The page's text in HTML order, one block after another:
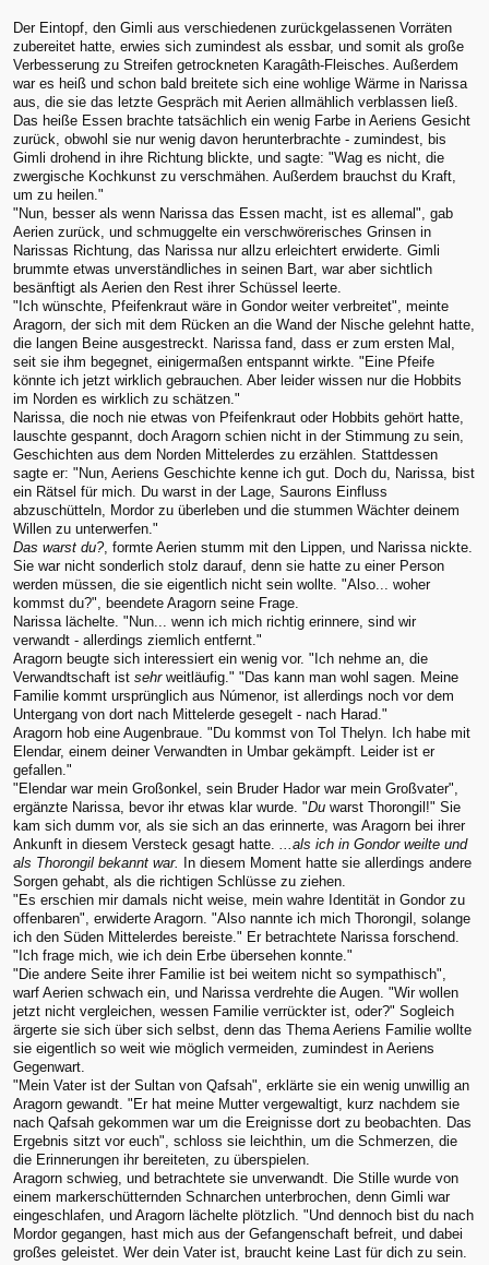
Der Eintopf, den Gimli aus verschiedenen zurückgelassenen Vorräten
zubereitet hatte, erwies sich zumindest als essbar, und somit als große
Verbesserung zu Streifen getrockneten Karagâth-Fleisches. Außerdem
war es heiß und schon bald breitete sich eine wohlige Wärme in Narissa
aus, die sie das letzte Gespräch mit Aerien allmählich verblassen ließ.
Das heiße Essen brachte tatsächlich ein wenig Farbe in Aeriens Gesicht
zurück, obwohl sie nur wenig davon herunterbrachte - zumindest, bis
Gimli drohend in ihre Richtung blickte, und sagte: "Wag es nicht, die
zwergische Kochkunst zu verschmähen. Außerdem brauchst du Kraft,
um zu heilen."
"Nun, besser als wenn Narissa das Essen macht, ist es allemal", gab
Aerien zurück, und schmuggelte ein verschwörerisches Grinsen in
Narissas Richtung, das Narissa nur allzu erleichtert erwiderte. Gimli
brummte etwas unverständliches in seinen Bart, war aber sichtlich
besänftigt als Aerien den Rest ihrer Schüssel leerte.
"Ich wünschte, Pfeifenkraut wäre in Gondor weiter verbreitet", meinte
Aragorn, der sich mit dem Rücken an die Wand der Nische gelehnt hatte,
die langen Beine ausgestreckt. Narissa fand, dass er zum ersten Mal,
seit sie ihm begegnet, einigermaßen entspannt wirkte. "Eine Pfeife
könnte ich jetzt wirklich gebrauchen. Aber leider wissen nur die Hobbits
im Norden es wirklich zu schätzen."
Narissa, die noch nie etwas von Pfeifenkraut oder Hobbits gehört hatte,
lauschte gespannt, doch Aragorn schien nicht in der Stimmung zu sein,
Geschichten aus dem Norden Mittelerdes zu erzählen. Stattdessen
sagte er: "Nun, Aeriens Geschichte kenne ich gut. Doch du, Narissa, bist
ein Rätsel für mich. Du warst in der Lage, Saurons Einfluss
abzuschütteln, Mordor zu überleben und die stummen Wächter deinem
Willen zu unterwerfen."
Das warst du?, formte Aerien stumm mit den Lippen, und Narissa nickte.
Sie war nicht sonderlich stolz darauf, denn sie hatte zu einer Person
werden müssen, die sie eigentlich nicht sein wollte. "Also... woher
kommst du?", beendete Aragorn seine Frage.
Narissa lächelte. "Nun... wenn ich mich richtig erinnere, sind wir
verwandt - allerdings ziemlich entfernt."
Aragorn beugte sich interessiert ein wenig vor. "Ich nehme an, die
Verwandtschaft ist sehrweitläufig." "Das kann man wohl sagen. Meine
Familie kommt ursprünglich aus Númenor, ist allerdings noch vor dem
Untergang von dort nach Mittelerde gesegelt - nach Harad."
Aragorn hob eine Augenbraue. "Du kommst von Tol Thelyn. Ich habe mit
Elendar, einem deiner Verwandten in Umbar gekämpft. Leider ist er
gefallen."
"Elendar war mein Großonkel, sein Bruder Hador war mein Großvater",
ergänzte Narissa, bevor ihr etwas klar wurde. "Du warst Thorongil!" Sie
kam sich dumm vor, als sie sich an das erinnerte, was Aragorn bei ihrer
Ankunft in diesem Versteck gesagt hatte.
...als ich in Gondor weilte und
als Thorongil bekannt war.
In diesem Moment hatte sie allerdings andere
Sorgen gehabt, als die richtigen Schlüsse zu ziehen.
"Es erschien mir damals nicht weise, mein wahre Identität in Gondor zu
offenbaren", erwiderte Aragorn. "Also nannte ich mich Thorongil, solange
ich den Süden Mittelerdes bereiste." Er betrachtete Narissa forschend.
"Ich frage mich, wie ich dein Erbe übersehen konnte."
"Die andere Seite ihrer Familie ist bei weitem nicht so sympathisch",
warf Aerien schwach ein, und Narissa verdrehte die Augen. "Wir wollen
jetzt nicht vergleichen, wessen Familie verrückter ist, oder?" Sogleich
ärgerte sie sich über sich selbst, denn das Thema Aeriens Familie wollte
sie eigentlich so weit wie möglich vermeiden, zumindest in Aeriens
Gegenwart.
"Mein Vater ist der Sultan von Qafsah", erklärte sie ein wenig unwillig an
Aragorn gewandt. "Er hat meine Mutter vergewaltigt, kurz nachdem sie
nach Qafsah gekommen war um die Ereignisse dort zu beobachten. Das
Ergebnis sitzt vor euch", schloss sie leichthin, um die Schmerzen, die
die Erinnerungen ihr bereiteten, zu überspielen.
Aragorn schwieg, und betrachtete sie unverwandt. Die Stille wurde von
einem markerschütternden Schnarchen unterbrochen, denn Gimli war
eingeschlafen, und Aragorn lächelte plötzlich. "Und dennoch bist du nach
Mordor gegangen, hast mich aus der Gefangenschaft befreit, und dabei
großes geleistet. Wer dein Vater ist, braucht keine Last für dich zu sein.